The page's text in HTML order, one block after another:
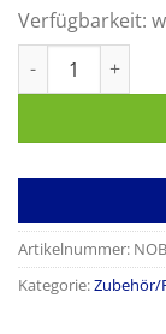
Verfügbarkeit:
Artikelnummer:
Kategorie:Zubehör/